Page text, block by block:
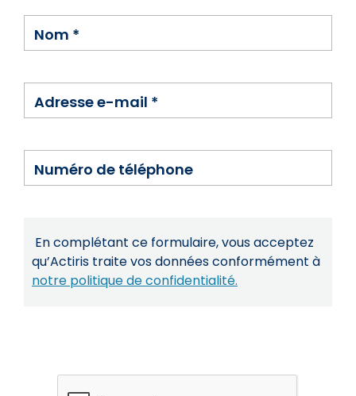
Nom *
Adresse e-mail *
Numéro de téléphone
En complétant ce formulaire, vous acceptez
qu’Actiris traite vos données conformément à
notre politique de confidentialité.